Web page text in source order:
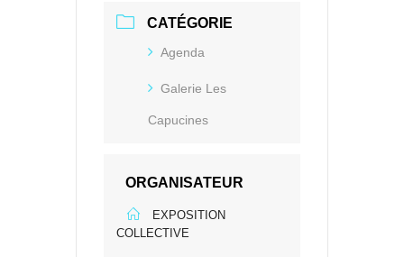
CATÉGORIE
Agenda
Galerie Les
Capucines
ORGANISATEUR
EXPOSITION
COLLECTIVE